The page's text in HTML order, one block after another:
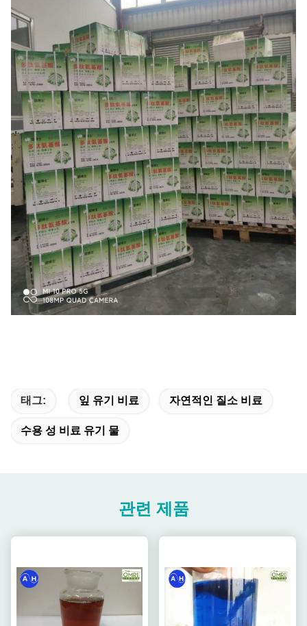
태그: 잎 유기 비료 자연적인 질소 비료
수용 성 비료 유기 물
관련 제품